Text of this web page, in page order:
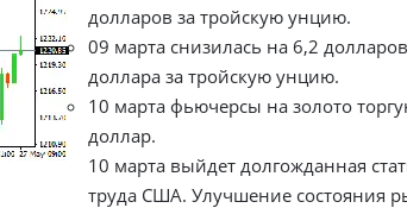
долларов за тройскую унцию.
09 марта снизилась на 6,2
доллара за тройскую унцию.
10 марта фьючерсы на золото
доллар.
10 марта выйдет долгожданная
труда США. Улучшение состояния